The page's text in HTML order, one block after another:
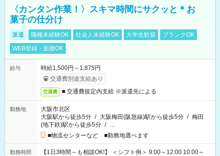
〈カンタン作業！〉スキマ時間にサクッと＊お
菓子の仕分け
派遣 職種未経験OK 社会人未経験OK 大学生歓迎
ブランクOK
WEB登録・面接OK
給与
時給1,500円～1,875円
交通費別途支給あり
交通費 ■ 交通費規定内支給 ※派遣先による
勤務地
大阪市北区
大阪駅から徒歩5分 / 大阪梅田(阪急線)駅から徒歩5分 / 梅田
(地下鉄)駅から徒歩5分 / …
■物流センターなど ■勤務地選べます
勤務時間
【1日3時間～も相談OK!】 ＜シフト例＞ 9:00～12:00 10:00～